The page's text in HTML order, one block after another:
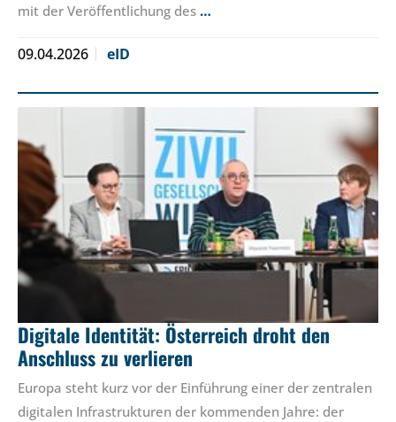
mit der Veröffentlichung des …
09.04.2026 eID
Digitale Identität: Österreich droht den
Anschluss zu verlieren
Europa steht kurz vor der Einführung einer der zentralen
digitalen Infrastrukturen der kommenden Jahre: der